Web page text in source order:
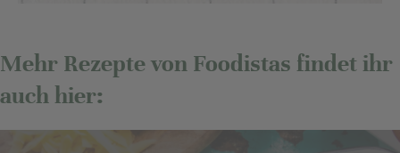
Mehr Rezepte von Foodistas findet ihr
auch hier: